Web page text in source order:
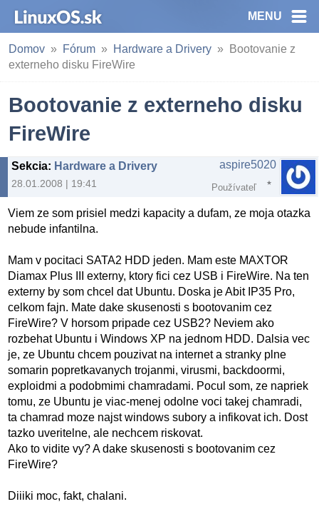
MENU
Domov Fórum Hardware a Drivery
Bootovanie z
externeho disku FireWire
Bootovanie z externeho disku
FireWire
Sekcia: Hardware a Drivery
28.01.2008 | 19:41
aspire5020
Používateľ
Viem ze som prisiel medzi kapacity a dufam, ze moja otazka
nebude infantilna.
Mam v pocitaci SATA2 HDD jeden. Mam este MAXTOR
Diamax Plus III externy, ktory fici cez USB i FireWire. Na ten
externy by som chcel dat Ubuntu. Doska je Abit IP35 Pro,
celkom fajn. Mate dake skusenosti s bootovanim cez
FireWire? V horsom pripade cez USB2? Neviem ako
rozbehat Ubuntu i Windows XP na jednom HDD. Dalsia vec
je, ze Ubuntu chcem pouzivat na internet a stranky plne
somarin popretkavanych trojanmi, virusmi, backdoormi,
exploidmi a podobmimi chamradami. Pocul som, ze napriek
tomu, ze Ubuntu je viac-menej odolne voci takej chamradi,
ta chamrad moze najst windows subory a infikovat ich. Dost
tazko uveritelne, ale nechcem riskovat.
Ako to vidite vy? A dake skusenosti s bootovanim cez
FireWire?
Diiiki moc, fakt, chalani.